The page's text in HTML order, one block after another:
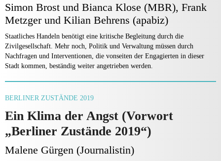
Simon Brost und Bianca Klose (MBR), Frank
Metzger und Kilian Behrens (apabiz)
Staatliches Handeln benötigt eine kritische Begleitung durch die
Zivilgesellschaft. Mehr noch, Politik und Verwaltung müssen durch
Nachfragen und Interventionen, die vonseiten der Engagierten in dieser
Stadt kommen, beständig weiter angetrieben werden.
BERLINER ZUSTÄNDE 2019
Ein Klima der Angst (Vorwort
„Berliner Zustände 2019“)
Malene Gürgen (Journalistin)